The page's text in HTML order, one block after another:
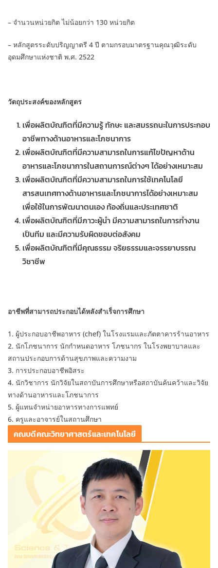
– จำนวนหน่วยกิต ไม่น้อยกว่า 130 หน่วยกิต
– หลักสูตรระดับปริญญาตรี 4 ปี ตามกรอบมาตรฐานคุณวุฒิระดับ
อุดมศึกษาแห่งชาติ พ.ศ. 2522
วัตถุประสงค์ของหลักสูตร
เพื่อผลิตบัณฑิตที่มีความรู้ ทักษะ และสมรรถนะในการประกอบ
อาชีพทางด้านอาหารและโภชนาการ
เพื่อผลิตบัณฑิตที่มีความสามารถในการแก้ไขปัญหาด้าน
อาหารและโภชนาการในสถานการณ์ต่างๆ ได้อย่างเหมาะสม
เพื่อผลิตบัณฑิตที่มีความสามารถในการใช้เทคโนโลยี
สารสนเทศทางด้านอาหารและโภชนาการได้อย่างเหมาะสม
เพื่อใช้ในการพัฒนาตนเอง ท้องถิ่นและประเทศชาติ
เพื่อผลิตบัณฑิตที่มีภาวะผู้นำ มีความสามารถในการทำงาน
เป็นทีม และมีความรับผิดชอบต่อสังคม
เพื่อผลิตบัณฑิตที่มีคุณธรรม จริยธรรมและจรรยาบรรณ
วิชาชีพ
อาชีพที่สามารถประกอบได้หลังสำเร็จการศึกษา
1. ผู้ประกอบอาชีพอาหาร (chef) ในโรงแรมและภัตตาคารร้านอาหาร
2. นักโภชนาการ นักกำหนดอาหาร โภชนากร ในโรงพยาบาลและ
สถานประกอบการด้านสุขภาพและความงาม
3. การประกอบอาชีพอิสระ
4. นักวิชาการ นักวิจัยในสถาบันการศึกษาหรือสถาบันค้นคว้าและวิจัย
ทางด้านอาหารและโภชนาการ
5. ผู้แทนจำหน่ายอาหารทางการแพทย์
6. ครูและอาจารย์ในสถานศึกษา
คณบดีคณะวิทยาศาสตร์และเทคโนโลยี